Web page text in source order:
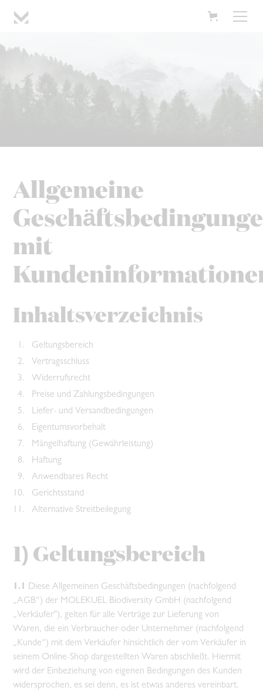
Allgemeine
mit
Inhaltsverzeichnis
Geltungsbereich
Vertragsschluss
Widerrufsrecht
Preise und Zahlungsbedingungen
Liefer- und Versandbedingungen
Eigentumsvorbehalt
Mängelhaftung (Gewährleistung)
Haftung
Anwendbares Recht
Gerichtsstand
Alternative Streitbeilegung
1) Geltungsbereich
1.1 Diese Allgemeinen Geschäftsbedingungen (nachfolgend
„AGB“) der MOLEKUEL Biodiversity GmbH (nachfolgend
„Verkäufer"), gelten für alle Verträge zur Lieferung von
Waren, die ein Verbraucher oder Unternehmer (nachfolgend
„Kunde“) mit dem Verkäufer hinsichtlich der vom Verkäufer in
seinem Online-Shop dargestellten Waren abschließt. Hiermit
wird der Einbeziehung von eigenen Bedingungen des Kunden
widersprochen, es sei denn, es ist etwas anderes vereinbart.